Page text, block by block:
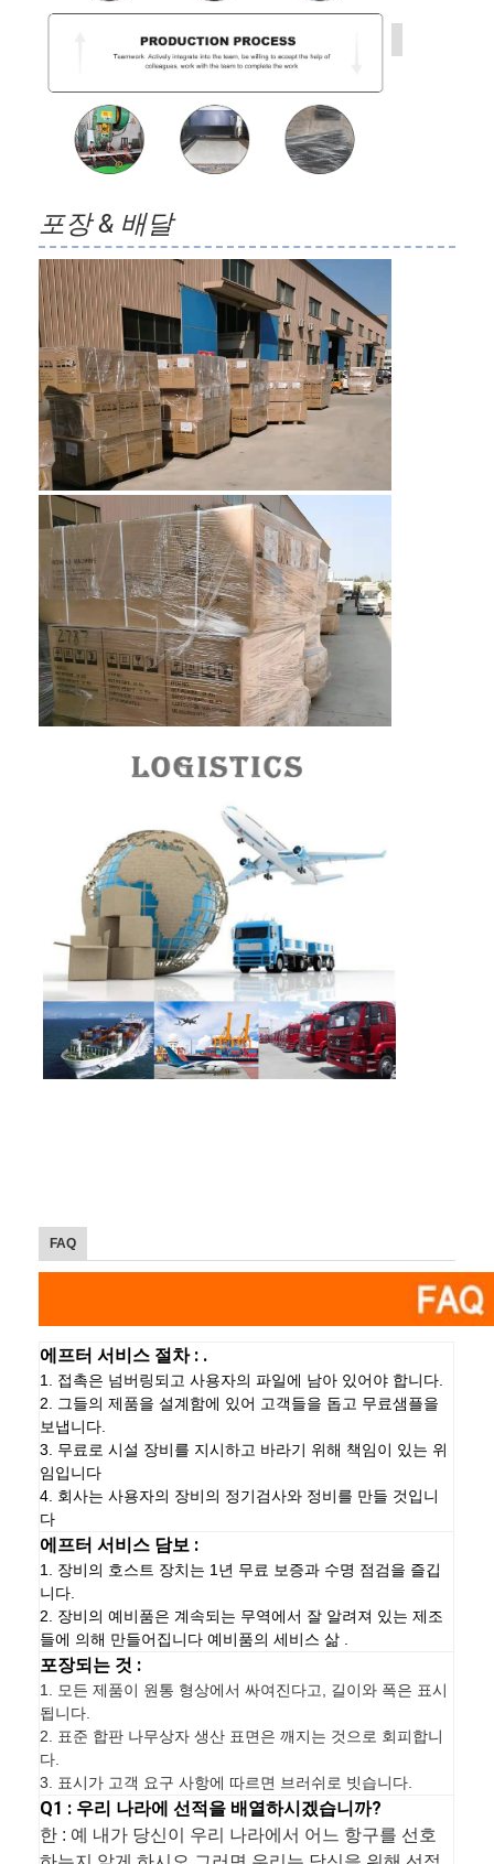
포장 & 배달
FAQ
에프터 서비스 절차 : .
1. 접촉은 넘버링되고 사용자의 파일에 남아 있어야 합니다.
2. 그들의 제품을 설계함에 있어 고객들을 돕고 무료샘플을
보냅니다.
3. 무료로 시설 장비를 지시하고 바라기 위해 책임이 있는 위
임입니다
4. 회사는 사용자의 장비의 정기검사와 정비를 만들 것입니
다
에프터 서비스 담보 :
1. 장비의 호스트 장치는 1년 무료 보증과 수명 점검을 즐깁
니다.
2. 장비의 예비품은 계속되는 무역에서 잘 알려져 있는 제조
들에 의해 만들어집니다 예비품의 세비스 삶 .
포장되는 것 :
1.
모든 제품이 원통 형상에서 싸여진다고, 길이와 폭은 표시
됩니다.
2. 표준 합판 나무상자 생산 표면은 깨지는 것으로 회피합니
다.
3. 표시가 고객 요구 사항에 따르면 브러쉬로 빗습니다.
Q1 : 우리 나라에 선적을 배열하시겠습니까?
한 : 예 내가 당신이 우리 나라에서 어느 항구를 선호